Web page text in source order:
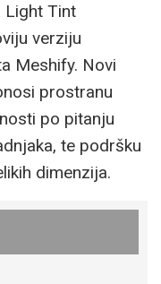
Light Tint
verziju
Meshify. Novi
prostranu
po pitanju
te podršku
dimenzija.